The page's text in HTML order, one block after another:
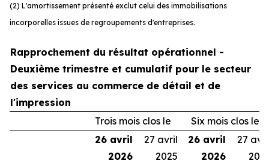
(2) L'amortissement présenté exclut celui des immobilisations
incorporelles issues de regroupements d'entreprises.
Rapprochement du résultat opérationnel -
Deuxième trimestre et cumulatif pour le secteur
des services au commerce de détail et de
l'impression
Trois mois clos le
Six mois clos le
26 avril
2026
27 avril
2025
26 avril
2026
27